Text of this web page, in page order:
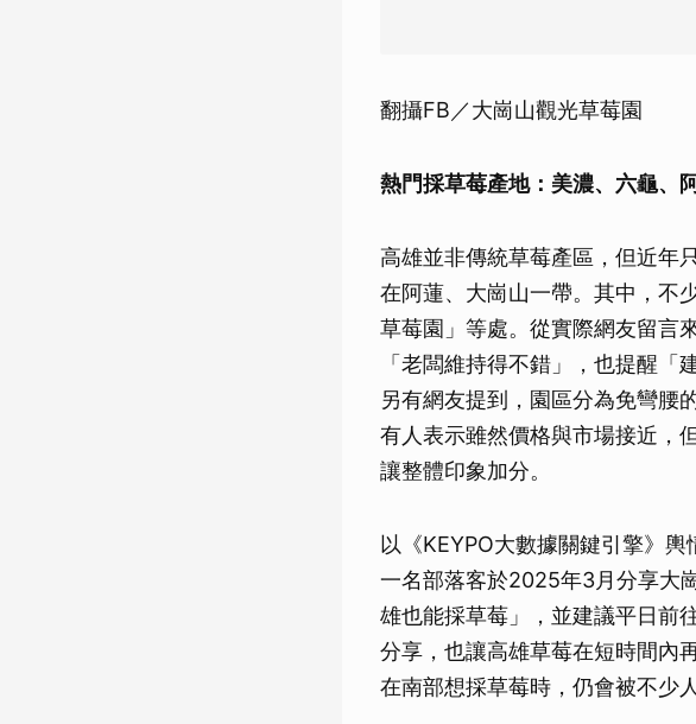
翻攝FB／大崗山觀光草莓園
熱門採草莓產地：美濃、六龜、
高雄並非傳統草莓產區，但近年
在阿蓮、大崗山一帶。其中，不
草莓園」等處。從實際網友留言
「老闆維持得不錯」，也提醒「
另有網友提到，園區分為免彎腰
有人表示雖然價格與市場接近，
讓整體印象加分。
以《KEYPO大數據關鍵引擎》
一名部落客於2025年3月分享大
雄也能採草莓」，並建議平日前
分享，也讓高雄草莓在短時間內
在南部想採草莓時，仍會被不少